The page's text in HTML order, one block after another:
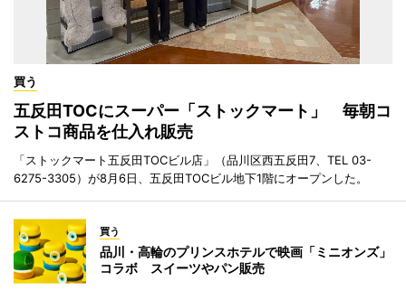
買う
五反田TOCにスーパー「ストックマート」 毎朝コ
ストコ商品を仕入れ販売
「ストックマート五反田TOCビル店」（品川区西五反田7、TEL 03-
6275-3305）が8月6日、五反田TOCビル地下1階にオープンした。
買う
品川・高輪のプリンスホテルで映画「ミニオンズ」
コラボ スイーツやパン販売